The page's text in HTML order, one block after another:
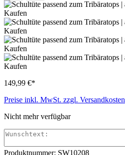
149,99 €*
Preise inkl. MwSt. zzgl. Versandkosten
Nicht mehr verfügbar
Produktnummer: SW10208